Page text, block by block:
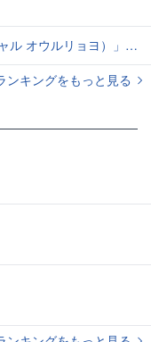
」の意味は？褒め言葉です♡
ンキングをもっと見る